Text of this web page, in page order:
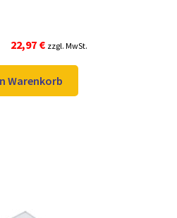
Ursprünglicher
war:
30,98 €
22,97 €Aktueller
ist:
22,97 €.
zzgl. MwSt.
Warenkorb